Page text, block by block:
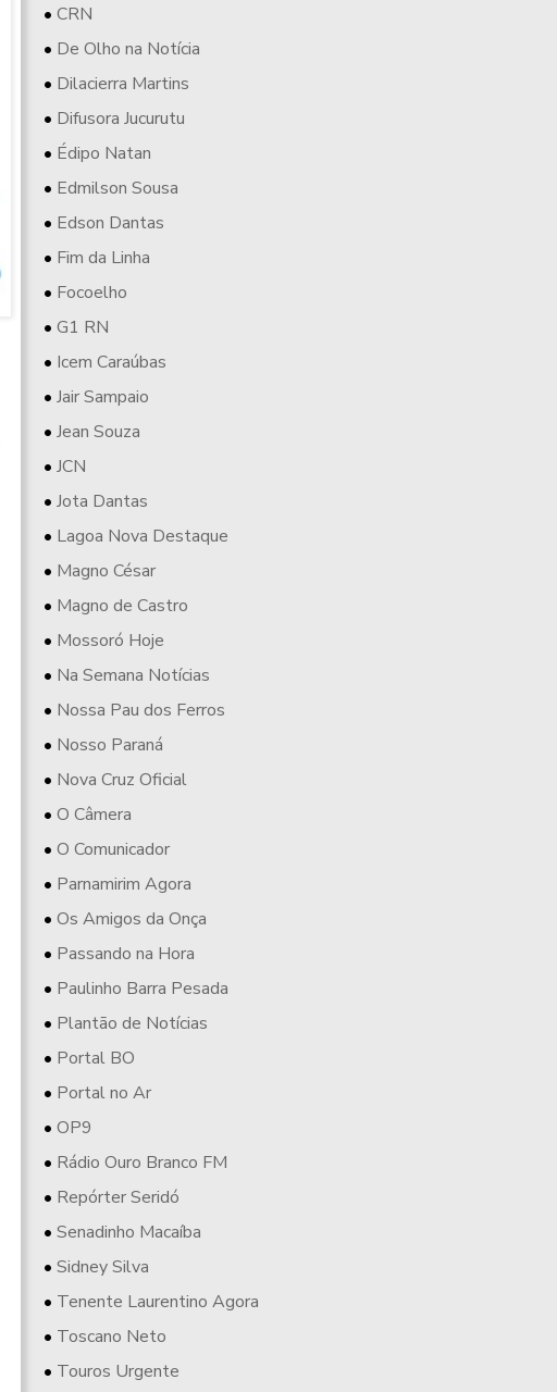
CRN
De Olho na Notícia
Dilacierra Martins
Difusora Jucurutu
Édipo Natan
Edmilson Sousa
Edson Dantas
Fim da Linha
Focoelho
G1 RN
Icem Caraúbas
Jair Sampaio
Jean Souza
JCN
Jota Dantas
Lagoa Nova Destaque
Magno César
Magno de Castro
Mossoró Hoje
Na Semana Notícias
Nossa Pau dos Ferros
Nosso Paraná
Nova Cruz Oficial
O Câmera
O Comunicador
Parnamirim Agora
Os Amigos da Onça
Passando na Hora
Paulinho Barra Pesada
Plantão de Notícias
Portal BO
Portal no Ar
OP9
Rádio Ouro Branco FM
Repórter Seridó
Senadinho Macaíba
Sidney Silva
Tenente Laurentino Agora
Toscano Neto
Touros Urgente